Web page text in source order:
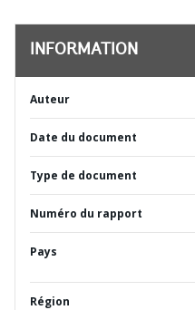
INFORMATION
Auteur
Date du document
Type de document
Numéro du rapport
Pays
Région